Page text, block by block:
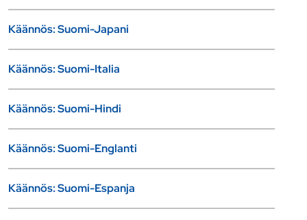
Käännös: Suomi-Japani
Käännös: Suomi-Italia
Käännös: Suomi-Hindi
Käännös: Suomi-Englanti
Käännös: Suomi-Espanja